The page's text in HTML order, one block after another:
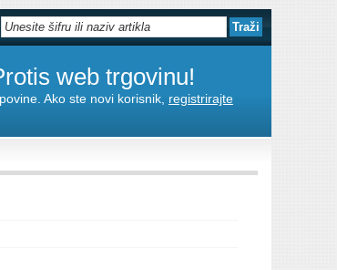
web trgovinu!
Ako ste novi korisnik, registrirajte